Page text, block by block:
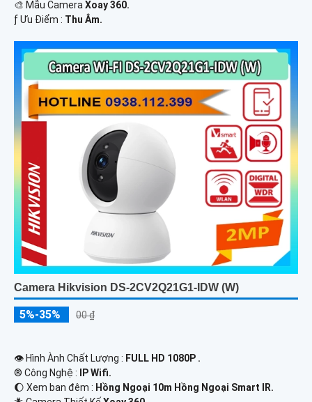
🎨 Mẫu CameraXoay 360.
️ƒ Ưu Điểm : Thu Âm.
Camera Hikvision DS-2CV2Q21G1-IDW (W)
5%-35% 00 ₫
👁 Hình Ành Chất Lượng : FULL HD 1080P .
®️ Công Nghệ :
IP Wifi.
🌔 Xem ban đêm : Hồng Ngoại 10m Hồng Ngoại Smart IR.